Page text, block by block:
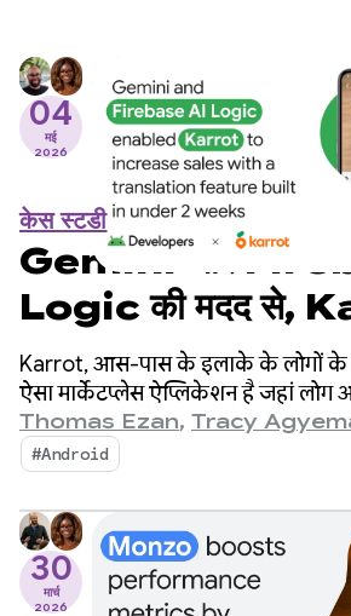
04
मई
2026
केस स्टडी
Gemini और
Logic की मदद से,
हफ़्तों से भी कम समय में
सुविधा तैयार की और
Karrot, आस-पास के इलाके के लोगों के
ऐसा मार्केटप्लेस ऐप्लिकेशन है जहां लोग
खरीदते, बेचते, और बदलते हैं. इस
लोग ही सामान खरीद, बेच, और बदल सकते
2015 में दक्षिण कोरिया में लॉन्च किया
दुनिया भर के बाज़ारों में फैल गया. इस पर
लोग रजिस्टर कर चुके हैं.
Thomas Ezan, Tracy
#Android
30
मार्च
2026